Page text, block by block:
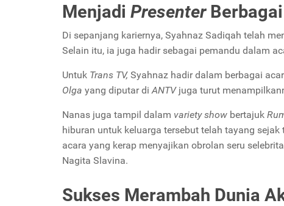
Menjadi Presenter
Di sepanjang kariernya, Syahnaz Sadiqah telah
Selain itu, ia juga hadir sebagai pemandu dalam
Untuk Trans TV, Syahnaz hadir dalam berbagai
Olga yang diputar diANTV juga turut
Nanas juga tampil dalam variety show bertajuk
hiburan untuk keluarga tersebut telah tayang
acara yang kerap menyajikan obrolan seru
Nagita Slavina.
Sukses Merambah Dunia